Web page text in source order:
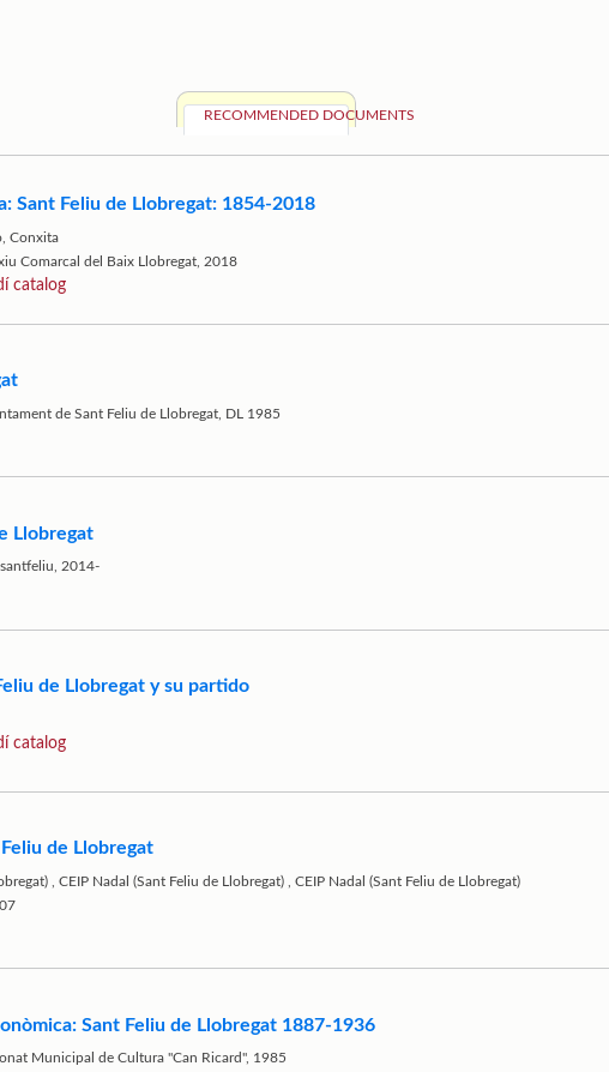
RECOMMENDED DOCUMENTS
Sant Feliu de Llobregat: 1854-2018
Conxita
Comarcal del Baix Llobregat, 2018
catalog
de Sant Feliu de Llobregat, DL 1985
Llobregat
2014-
de Llobregat y su partido
catalog
de Llobregat
CEIP Nadal (Sant Feliu de Llobregat)
CEIP Nadal (Sant Feliu de Llobregat)
Sant Feliu de Llobregat 1887-1936
Municipal de Cultura "Can Ricard", 1985